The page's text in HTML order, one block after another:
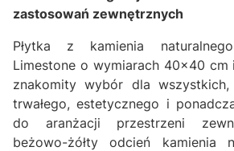
zastosowań zewnętrznych
Płytka z kamienia
Limestone o wymiarach 40x40
znakomity wybór dla
trwałego, estetycznego i
do aranżacji przestrzeni
beżowo-żółty odcień kamienia